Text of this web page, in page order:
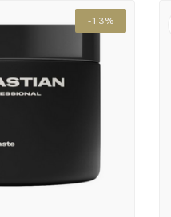
-13%